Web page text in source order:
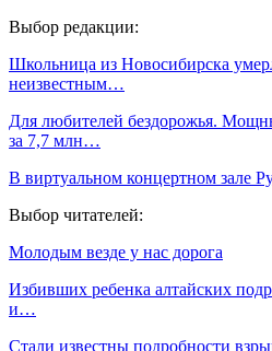
Выбор редакции:
Школьница из Новосибирска
неизвестным…
Для любителей бездорожья.
за 7,7 млн…
В виртуальном концертном зале
Выбор читателей:
Молодым везде у нас дорога
Избивших ребенка алтайских
и…
Стали известны подробности